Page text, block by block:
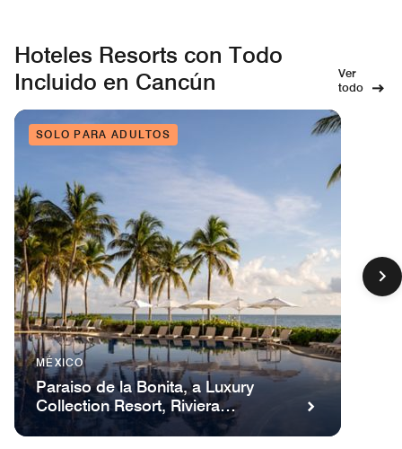
Hoteles Resorts con Todo
Incluido en Cancún
Ver
todo
SOLO PARA ADULTOS
MÉXICO
Paraiso de la Bonita, a Luxury
Collection Resort, Riviera
Maya, Todo Incluido, adultos